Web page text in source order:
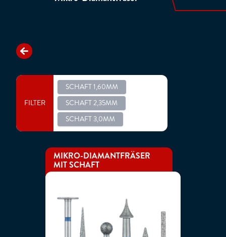
FILTER
SCHAFT 1,60MM
SCHAFT 2,35MM
SCHAFT 3,0MM
MIKRO-DIAMANTFRÄSER
MIT SCHAFT